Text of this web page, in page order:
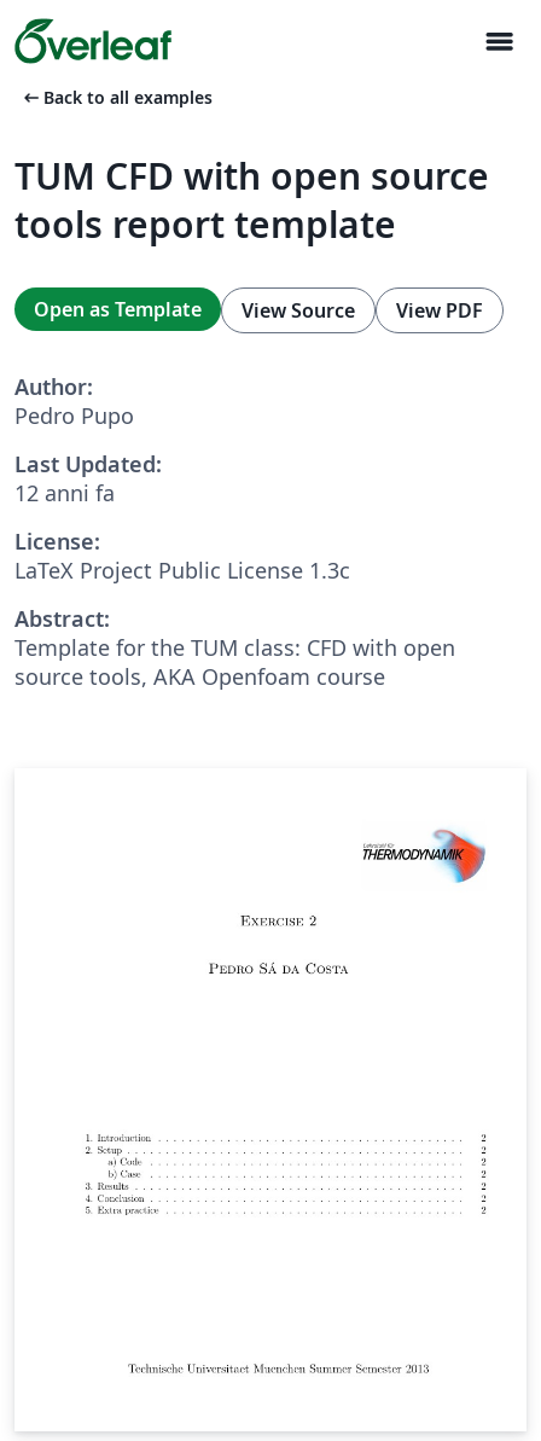
menu
arrow_left_alt Back to all examples
TUM CFD with open source
tools report template
Open as Template View Source View PDF
Author:
Pedro Pupo
Last Updated:
12 anni fa
License:
LaTeX Project Public License 1.3c
Abstract:
Template for the TUM class: CFD with open
source tools, AKA Openfoam course